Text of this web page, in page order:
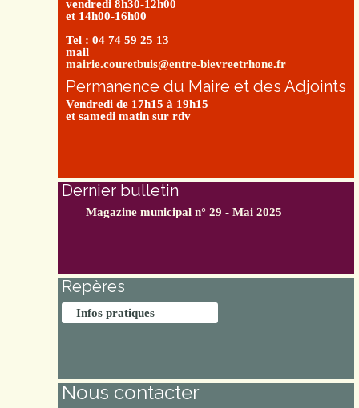
vendredi 8h30-12h00
et 14h00-16h00
Tel : 04 74 59 25 13
mail
mairie.couretbuis@entre-bievreetrhone.fr
Permanence du Maire et des Adjoints
Vendredi de 17h15 à 19h15
et samedi matin sur rdv
Dernier bulletin
Magazine municipal n° 29 - Mai 2025
Repères
Infos pratiques
Nous contacter